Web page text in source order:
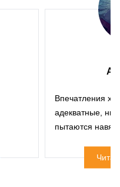
Впечатления
адекватные,
пытаются